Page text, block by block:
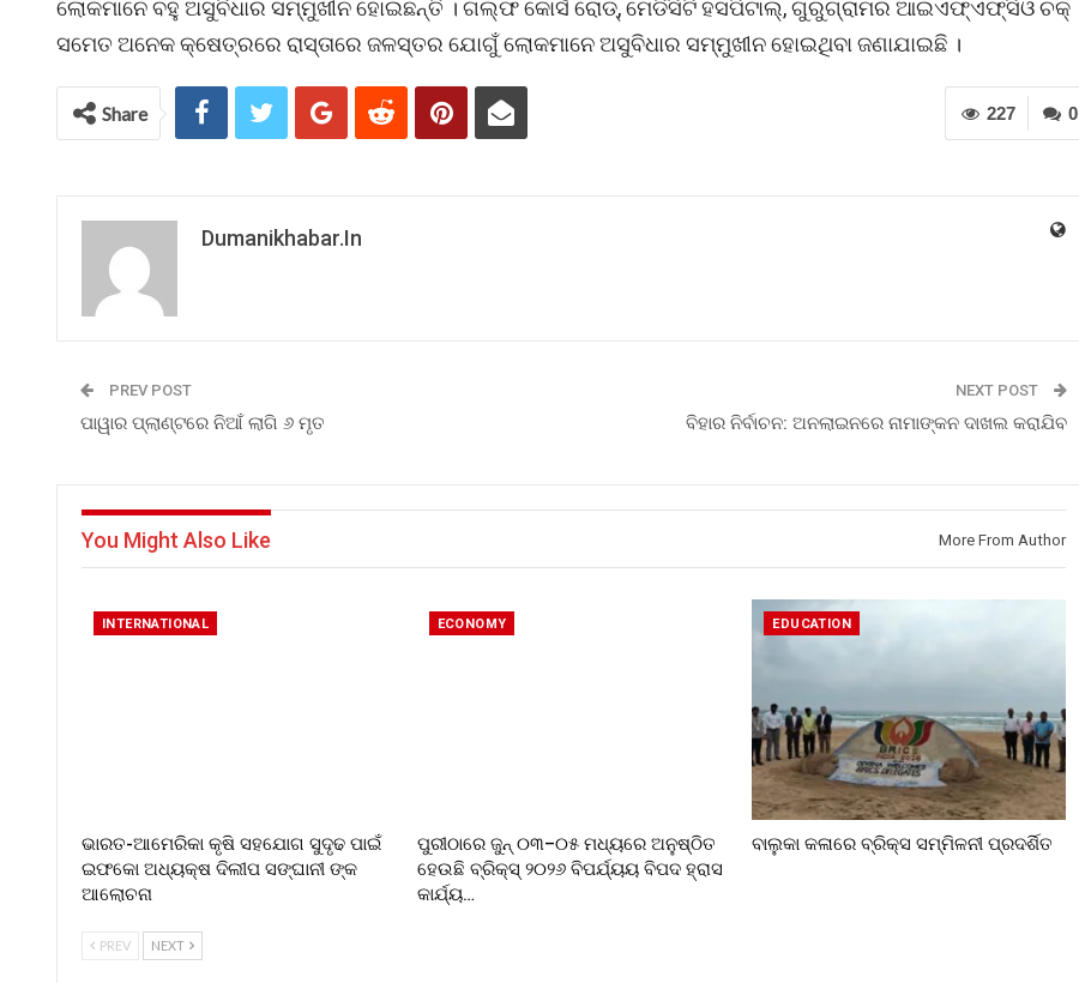
ଲୋକମାନେ ବହୁ ଅସୁବିଧାର ସମ୍ମୁଖୀନ ହୋଇଛନ୍ତି । ଗଲ୍ଫ କୋର୍ସ ରୋଡ୍, ମେଡିସିଟି ହସପିଟାଲ୍, ଗୁରୁଗ୍ରାମର ଆଇଏଫ୍ଏଫ୍ସିଓ ଚକ୍
ସମେତ ଅନେକ କ୍ଷେତ୍ରରେ ରାସ୍ତାରେ ଜଳସ୍ତର ଯୋଗୁଁ ଲୋକମାନେ ଅସୁବିଧାର ସମ୍ମୁଖୀନ ହୋଇଥିବା ଜଣାଯାଇଛି ।
0
227
Share
Dumanikhabar.in
PREV POST
ପାୱାର ପ୍ଲାଣ୍ଟରେ ନିଆଁ ଲାଗି ୬ ମୃତ
NEXT POST
ବିହାର ନିର୍ବାଚନ: ଅନଲାଇନରେ ନାମାଙ୍କନ ଦାଖଲ କରାଯିବ
You Might Also Like More From Author
INTERNATIONAL
ଭାରତ-ଆମେରିକା କୃଷି ସହଯୋଗ ସୁଦୃଢ ପାଇଁ
ଇଫକୋ ଅଧ୍ୟକ୍ଷ ଦିଲୀପ ସଙ୍ଘାନୀ ଙ୍କ
ଆଲୋଚନା
ECONOMY
ପୁରୀଠାରେ ଜୁନ୍ ୦୩–୦୫ ମଧ୍ୟରେ ଅନୁଷ୍ଠିତ
ହେଉଛି ବ୍ରିକ୍ସ୍ ୨୦୨୬ ବିପର୍ଯ୍ୟୟ ବିପଦ ହ୍ରାସ
କାର୍ଯ୍ୟ…
EDUCATION
ବାଲୁକା କଳାରେ ବ୍ରିକ୍ସ ସମ୍ମିଳନୀ ପ୍ରଦର୍ଶିତ
PREV NEXT